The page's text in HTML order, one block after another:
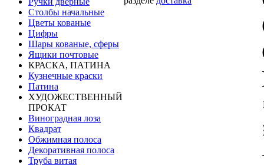
Столбы начальные
Цветы кованые
Цифры
Шары кованые, сферы
Ящики почтовые
КРАСКА, ПАТИНА
Кузнечные краски
Патина
ХУДОЖЕСТВЕННЫЙ
ПРОКАТ
Виноградная лоза
Квадрат
Обжимная полоса
Декоративная полоса
Труба витая